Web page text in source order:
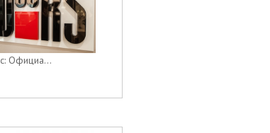
Официа...